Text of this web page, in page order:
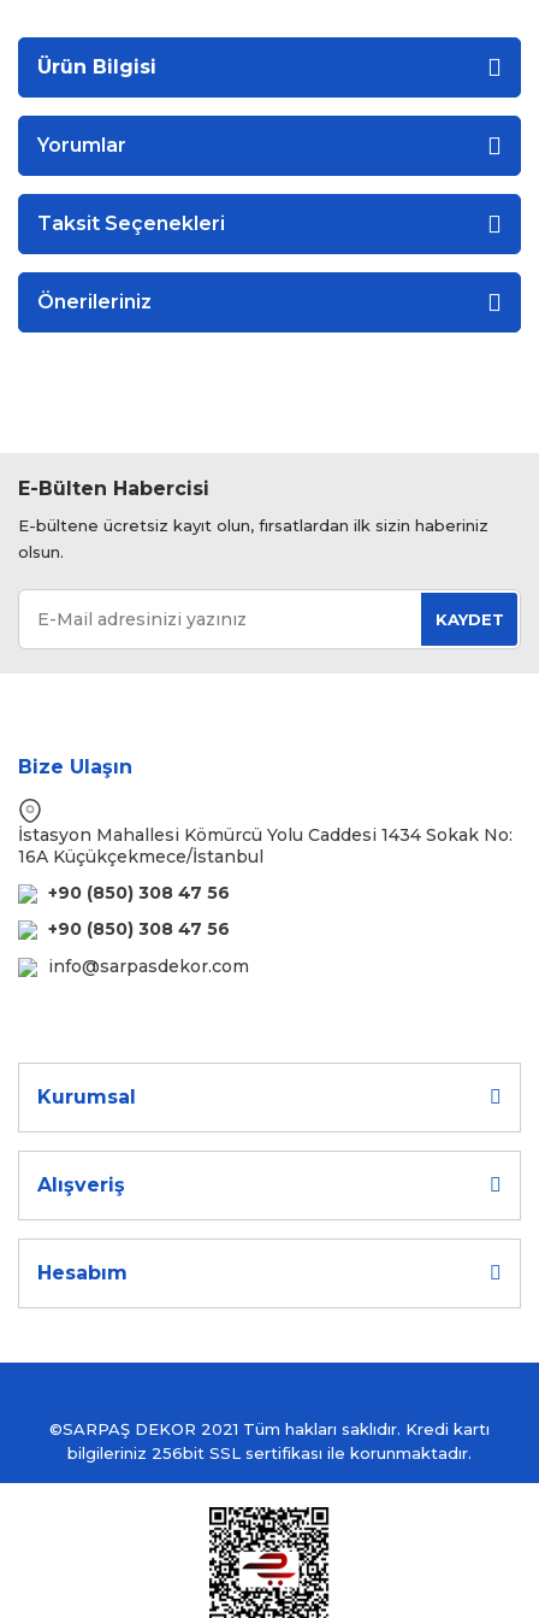
Ürün Bilgisi
Yorumlar
Taksit Seçenekleri
Önerileriniz
E-Bülten Habercisi
E-bültene ücretsiz kayıt olun, fırsatlardan ilk sizin haberiniz
olsun.
KAYDET
Bize Ulaşın
İstasyon Mahallesi Kömürcü Yolu Caddesi 1434 Sokak No:
16A Küçükçekmece/İstanbul
+90 (850) 308 47 56
+90 (850) 308 47 56
info@sarpasdekor.com
Kurumsal
Alışveriş
Hesabım
©SARPAŞ DEKOR 2021 Tüm hakları saklıdır. Kredi kartı
bilgileriniz 256bit SSL sertifikası ile korunmaktadır.